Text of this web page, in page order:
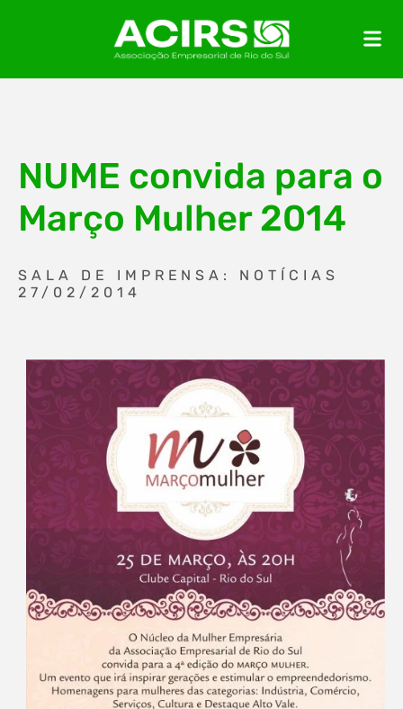
NUME convida para o
Março Mulher 2014
SALA DE IMPRENSA: NOTÍCIAS
27/02/2014